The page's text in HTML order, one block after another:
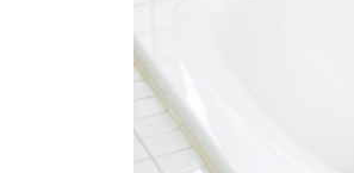
本・読書
運動・あそび・ゲーム